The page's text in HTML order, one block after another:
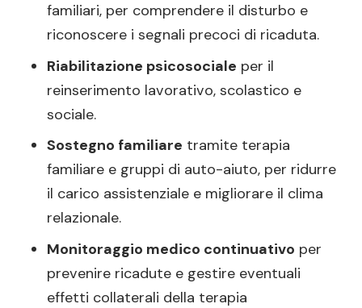
familiari, per comprendere il disturbo e
riconoscere i segnali precoci di ricaduta.
Riabilitazione psicosociale per il
reinserimento lavorativo, scolastico e
sociale.
Sostegno familiare tramite terapia
familiare e gruppi di auto-aiuto, per ridurre
il carico assistenziale e migliorare il clima
relazionale.
Monitoraggio medico continuativo per
prevenire ricadute e gestire eventuali
effetti collaterali della terapia